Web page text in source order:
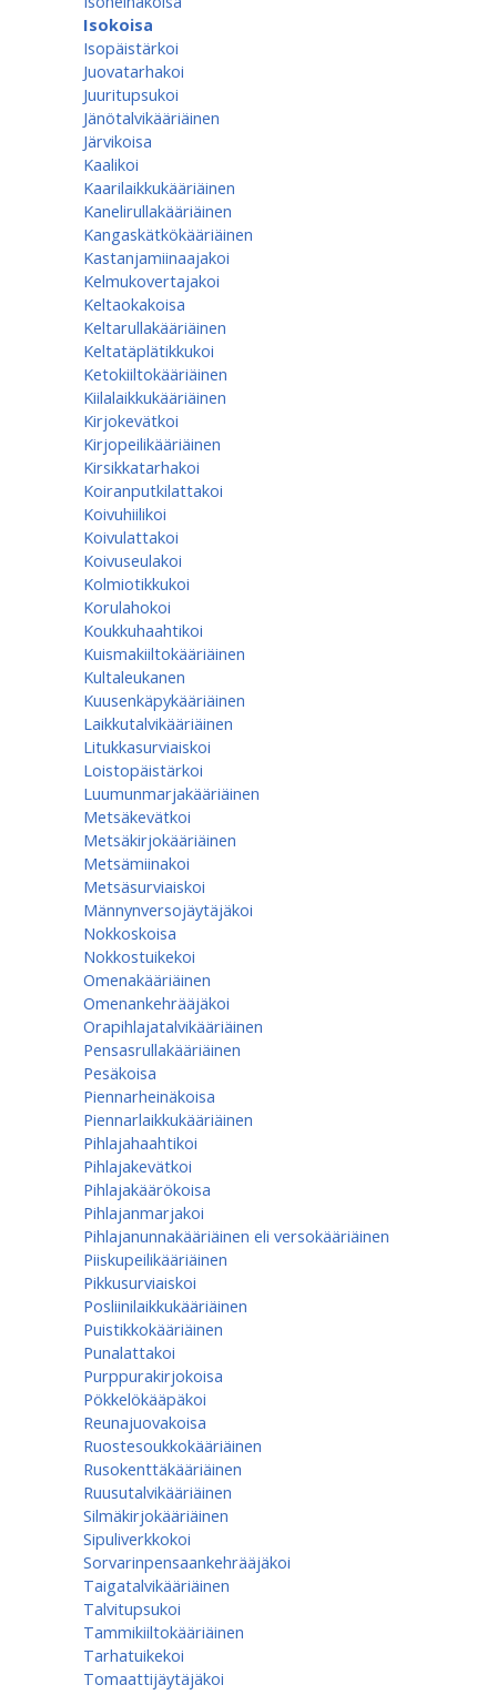
Isokoisa
Isopäistärkoi
Juovatarhakoi
Juuritupsukoi
Jänötalvikääriäinen
Järvikoisa
Kaalikoi
Kaarilaikkukääriäinen
Kanelirullakääriäinen
Kangaskätkökääriäinen
Kastanjamiinaajakoi
Kelmukovertajakoi
Keltaokakoisa
Keltarullakääriäinen
Keltatäplätikkukoi
Ketokiiltokääriäinen
Kiilalaikkukääriäinen
Kirjokevätkoi
Kirjopeilikääriäinen
Kirsikkatarhakoi
Koiranputkilattakoi
Koivuhiilikoi
Koivulattakoi
Koivuseulakoi
Kolmiotikkukoi
Korulahokoi
Koukkuhaahtikoi
Kuismakiiltokääriäinen
Kultaleukanen
Kuusenkäpykääriäinen
Laikkutalvikääriäinen
Litukkasurviaiskoi
Loistopäistärkoi
Luumunmarjakääriäinen
Metsäkevätkoi
Metsäkirjokääriäinen
Metsämiinakoi
Metsäsurviaiskoi
Männynversojäytäjäkoi
Nokkoskoisa
Nokkostuikekoi
Omenakääriäinen
Omenan­kehrääjä­koi
Orapihlajatalvikääriäinen
Pensasrullakääriäinen
Pesäkoisa
Piennarheinäkoisa
Piennarlaikkukääriäinen
Pihlajahaahtikoi
Pihlajakevätkoi
Pihlajakäärökoisa
Pihlajanmarjakoi
Pihlajanunnakääriäinen eli versokääriäinen
Piiskupeilikääriäinen
Pikkusurviaiskoi
Posliinilaikkukääriäinen
Puistikkokääriäinen
Punalattakoi
Purppurakirjokoisa
Pökkelökääpäkoi
Reunajuovakoisa
Ruostesoukkokääriäinen
Rusokenttäkääriäinen
Ruusutalvikääriäinen
Silmäkirjokääriäinen
Sipuliverkkokoi
Sorvarinpensaankehrääjäkoi
Taigatalvikääriäinen
Talvitupsukoi
Tammikiiltokääriäinen
Tarhatuikekoi
Tomaattijäytäjäkoi